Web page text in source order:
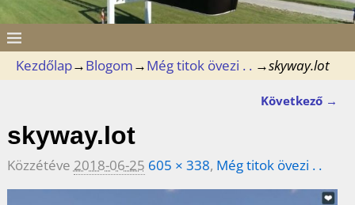
Kezdőlap→Blogom→Még titok övezi . . →skyway.lot
Következő →
skyway.lot
Közzétéve 2018-06-25 605 × 338, Még titok övezi . .